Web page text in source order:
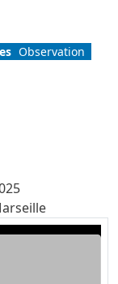
Observation